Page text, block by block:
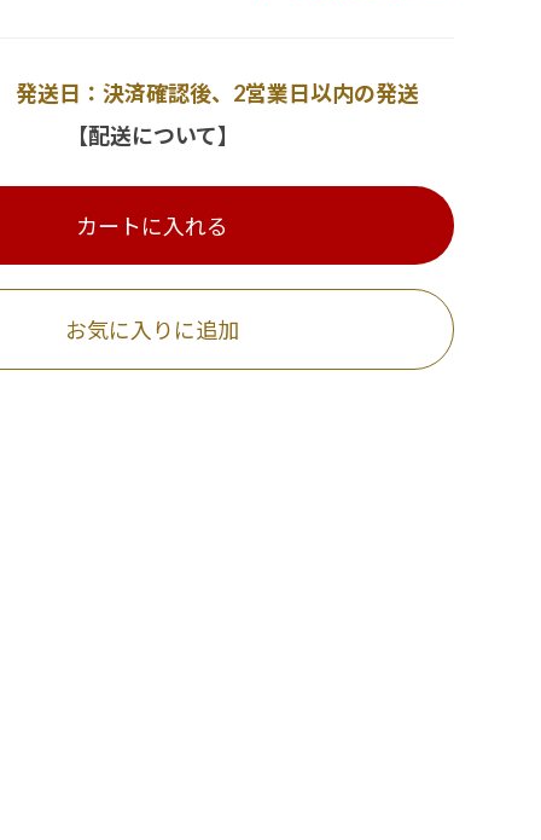
送日：決済確認後、2営業日以内の発送
【配送について】
カートに入れる
お気に入りに追加